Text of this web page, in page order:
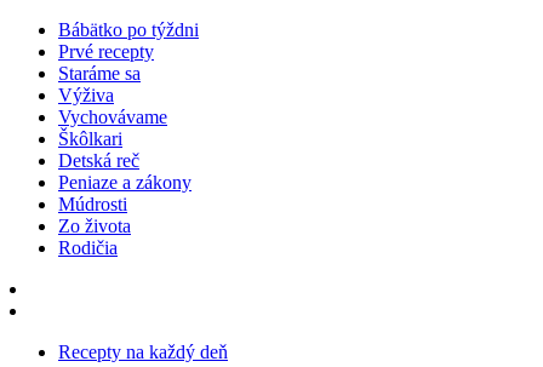
Bábätko po týždni
Prvé recepty
Staráme sa
Výživa
Vychovávame
Škôlkari
Detská reč
Peniaze a zákony
Múdrosti
Zo života
Rodičia
Recepty na každý deň